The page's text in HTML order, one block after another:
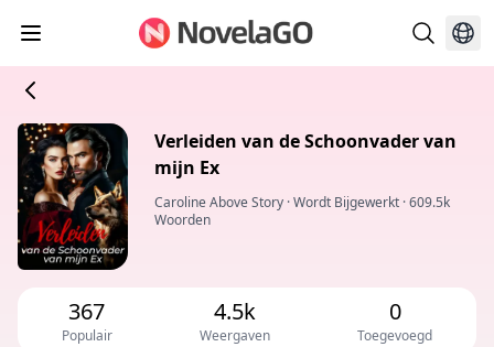
Verleiden van de Schoonvader van
mijn Ex
Caroline Above Story ·Wordt Bijgewerkt ·609.5k
Woorden
367
Populair
4.5k
Weergaven
0
Toegevoegd